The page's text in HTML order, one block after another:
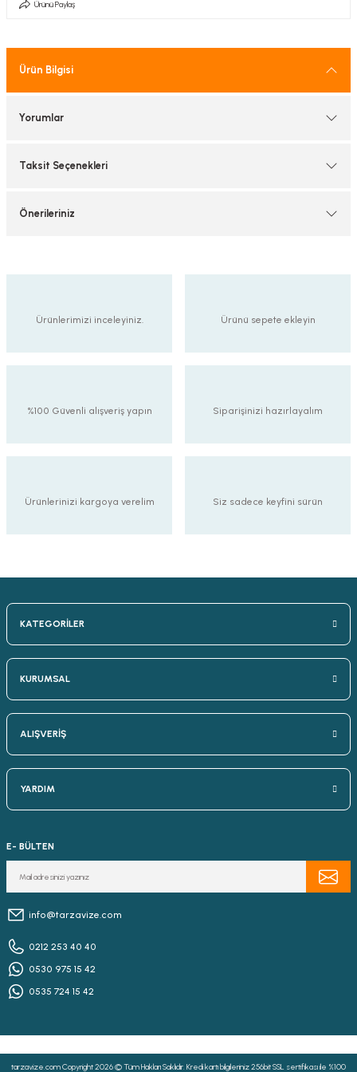
Armatürler
Armatür
Ürünü Paylaş
Ürün Bilgisi
Yorumlar
Taksit Seçenekleri
Önerileriniz
Ürünlerimizi inceleyiniz. Ürünü sepete ekleyin
%100 Güvenli alışveriş yapın Siparişinizi hazırlayalım
Ürünlerinizi kargoya verelim Siz sadece keyfini sürün
KATEGORİLER
KURUMSAL
ALIŞVERİŞ
YARDIM
E- BÜLTEN
info@tarzavize.com
0212 253 40 40
0530 975 15 42
0535 724 15 42
tarzavize.com Copyright 2026 © Tüm Hakları Saklıdır. Kredi kartı bilgileriniz 256bit SSL sertifikası ile %100